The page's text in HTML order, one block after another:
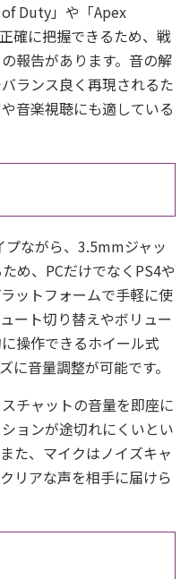
Duty」や「Apex
確に把握できるため、戦
報告があります。音の解
ランス良く再現されるた
音楽視聴にも適している
ながら、3.5mmジャッ
め、PCだけでなくPS4や
ットフォームで手軽に使
ート切り替えやボリュー
操作できるホイール式
に音量調整が可能です。
チャットの音量を即座に
ョンが途切れにくいとい
た、マイクはノイズキャ
リアな声を相手に届けら